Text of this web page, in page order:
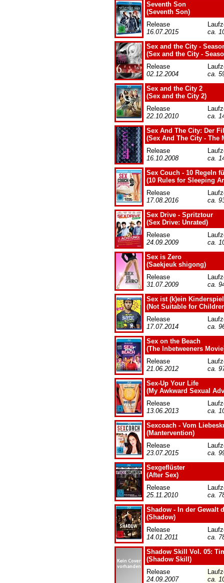
Seventh Son
(Seventh Son)
Release
16.07.2015
ca.
Sex and the City -
(Sex and the City -
Release
02.12.2004
ca.
Sex and the City 2
(Sex and the City 2)
Release
22.10.2010
ca.
Sex And The City: Der
(Sex And The City - The
Release
16.10.2008
ca.
Sex Couch - 10 Regeln
(10 Rules for Sleeping
Release
17.08.2016
ca.
Sex Drive - Spritztour
(Sex Drive: Unrated)
Release
24.09.2009
ca.
Sex is Zero
(Saekjeuk shigong)
Release
31.07.2009
ca.
Sex ist (k)ein Kinderspiel
(Not Suitable for
Release
17.07.2014
ca.
Sex on the Beach
(The Inbetweeners
Release
21.06.2012
ca.
Sex-Up Your Life
(My Awkward Sexual
Release
13.06.2013
ca.
Sexcoach - Vom
(Mantervention)
Release
23.07.2015
ca.
Sexgeflüster
(After Sex)
Release
25.11.2010
ca.
Shadow - In der Gewalt
(Shadow)
Release
14.01.2011
ca.
Shadow Skill Vol. 05:
(Shadow Skill)
Release
24.09.2007
ca.